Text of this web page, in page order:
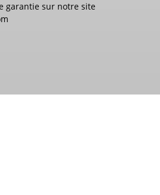
garantie sur notre site